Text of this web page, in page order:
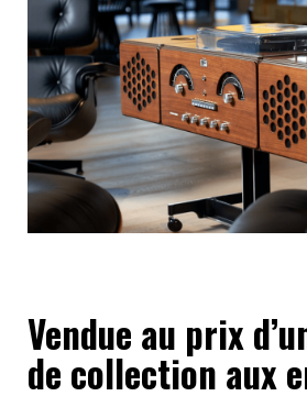
Vendue au prix
de collection aux